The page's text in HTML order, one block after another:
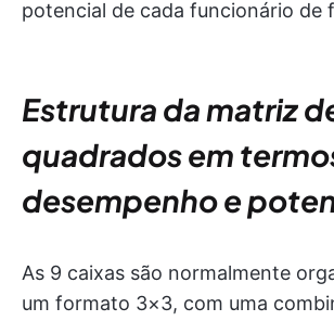
potencial de cada funcionário de
Estrutura da matriz
quadrados em
desempenho e
As 9 caixas são normalmente
um formato 3×3, com uma